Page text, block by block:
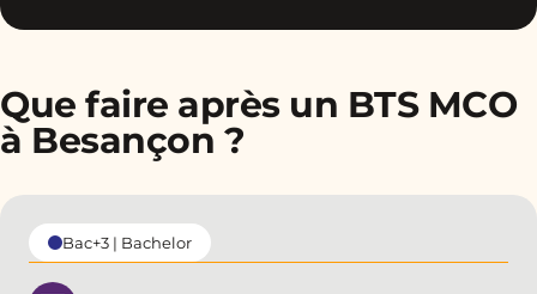
Que faire après un BTS MCO
à Besançon ?
Bac+3 | Bachelor